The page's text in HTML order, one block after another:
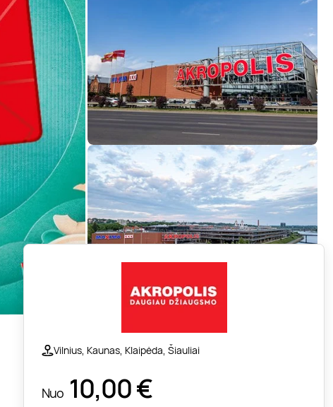
Vilnius, Kaunas, Klaipėda, Šiauliai
Nuo 10,00€